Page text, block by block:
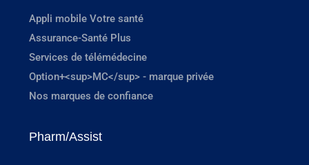
Appli mobile Votre santé
Assurance-Santé Plus
Services de télémédecine
Option+<sup>MC</sup> - marque privée
Nos marques de confiance
Pharm/Assist